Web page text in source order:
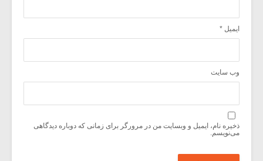
ایمیل *
وب‌ سایت
ذخیره نام، ایمیل و وبسایت من در مرورگر برای زمانی که دوباره دیدگاهی
می‌نویسم.